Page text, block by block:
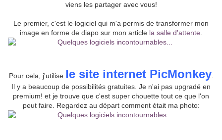
viens les partager avec vous!
Le premier, c'est le logiciel qui m'a permis de transformer mon
image en forme de diapo sur mon article la salle d'attente
Pour cela, j'utilise le site internet PicMonkey.
Il y a beaucoup de possibilités gratuites. Je n'ai pas upgradé en
premium! et je trouve que c'est super chouette tout ce que l'on
peut faire. Regardez au départ comment était ma photo: